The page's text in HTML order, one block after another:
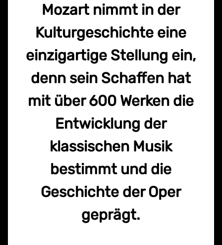
Mozart nimmt in der
Kulturgeschichte eine
einzigartige Stellung ein,
denn sein Schaffen hat
mit über 600 Werken die
Entwicklung der
klassischen Musik
bestimmt und die
Geschichte der Oper
geprägt.